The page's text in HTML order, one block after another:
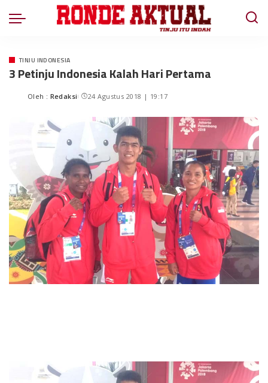
TINJU INDONESIA
3 Petinju Indonesia Kalah Hari Pertama
Oleh : Redaksi 24 Agustus 2018 | 19:17